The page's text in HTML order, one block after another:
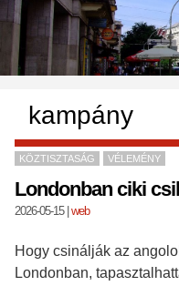
kampány
KÖZTISZTASÁG VÉLEMÉNY
Londonban ciki
2026-05-15| web
Hogy csinálják az
Londonban,